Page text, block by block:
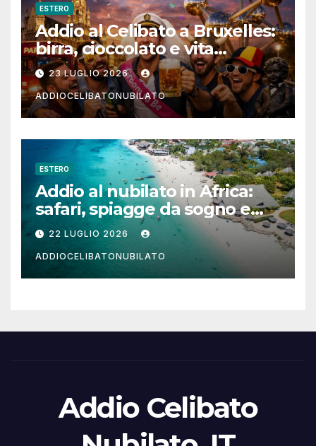
ESTERO
Addio al Celibato a Bruxelles:
birra, cioccolato e vita
notturna per un weekend
indimenticabile
23 LUGLIO 2026
ADDIOCELIBATONUBILATO
ESTERO
Addio al nubilato in Africa:
safari, spiagge da sogno e
città magiche
22 LUGLIO 2026
ADDIOCELIBATONUBILATO
Addio Celibato